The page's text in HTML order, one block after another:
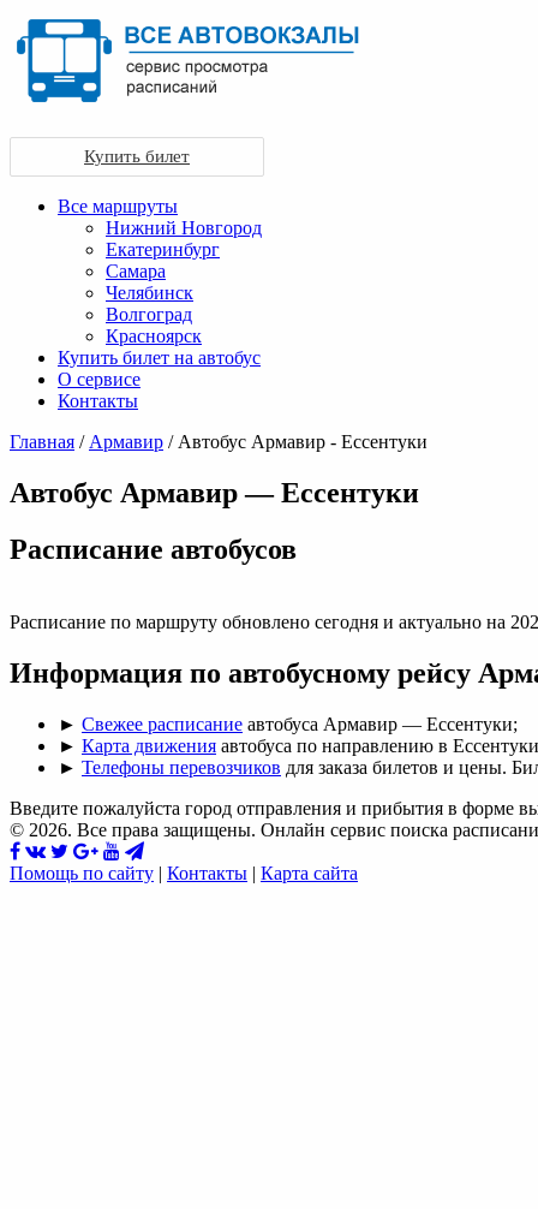
Купить билет
Все маршруты
Нижний Новгород
Екатеринбург
Самара
Челябинск
Волгоград
Красноярск
Купить билет на автобус
О сервисе
Контакты
Главная / Армавир / Автобус Армавир - Ессентуки
Автобус Армавир — Ессентуки
Раcписание автобусов
Расписание по маршруту обновлено сегодня и актуально на
Информация по автобусному рейсу
► Свежее расписание автобуса Армавир — Ессентуки;
► Карта движения автобуса по направлению в
► Телефоны перевозчиков для заказа билетов и цены.
Введите пожалуйста город отправления и прибытия в форме
© 2026. Все права защищены. Онлайн сервис поиска
Помощь по сайту | Контакты | Карта сайта